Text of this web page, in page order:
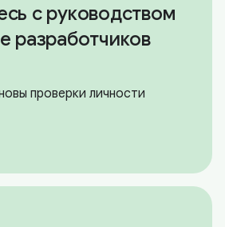
с руководством
разработчиков
проверки личности